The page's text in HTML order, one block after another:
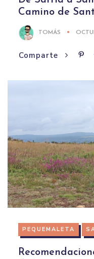
Camino de
TOMÁS
Comparte
PEQUEMALETA